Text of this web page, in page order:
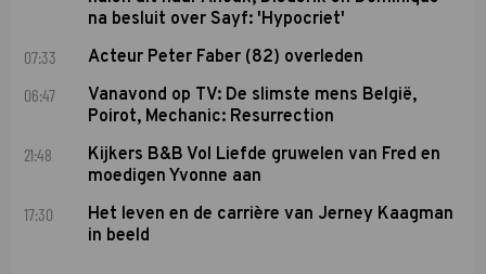
na besluit over Sayf: 'Hypocriet'
07:33 Acteur Peter Faber (82) overleden
06:47
Vanavond op TV: De slimste mens België,
Poirot, Mechanic: Resurrection
21:48
Kijkers B&B Vol Liefde gruwelen van Fred en
moedigen Yvonne aan
17:30
Het leven en de carrière van Jerney Kaagman
in beeld